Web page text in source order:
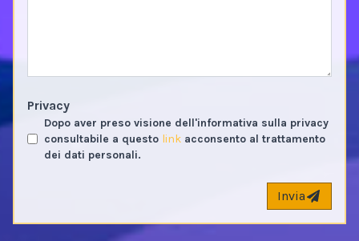
Privacy
Dopo aver preso visione dell'informativa sulla privacy
consultabile a questo link acconsento al trattamento
dei dati personali.
Invia